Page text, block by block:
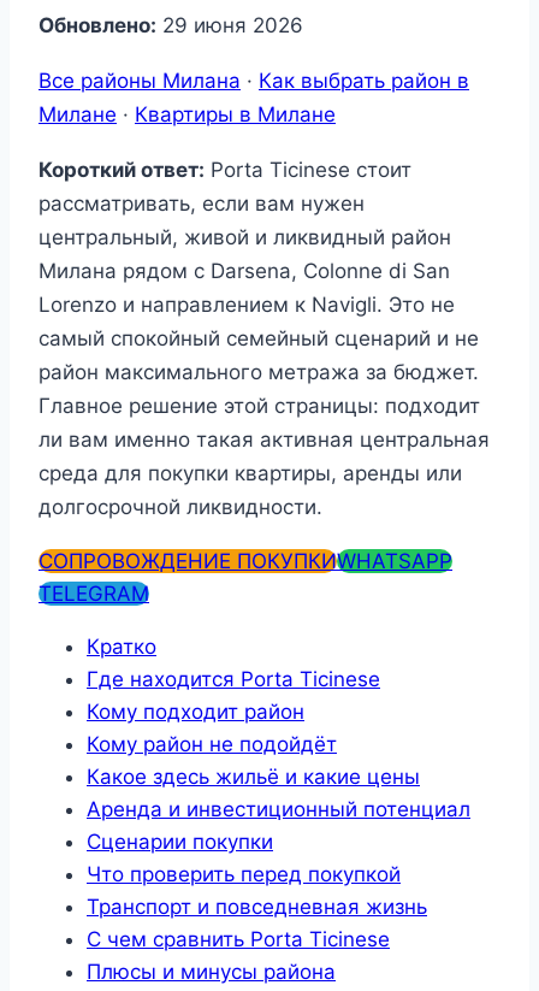
Обновлено: 29 июня 2026
Все районы Милана · Как выбрать район в
Милане · Квартиры в Милане
Короткий ответ: Porta Ticinese стоит
рассматривать, если вам нужен
центральный, живой и ликвидный район
Милана рядом с Darsena, Colonne di San
Lorenzo и направлением к Navigli. Это не
самый спокойный семейный сценарий и не
район максимального метража за бюджет.
Главное решение этой страницы: подходит
ли вам именно такая активная центральная
среда для покупки квартиры, аренды или
долгосрочной ликвидности.
СОПРОВОЖДЕНИЕ ПОКУПКИWHATSAPP
TELEGRAM
Кратко
Где находится Porta Ticinese
Кому подходит район
Кому район не подойдёт
Какое здесь жильё и какие цены
Аренда и инвестиционный потенциал
Сценарии покупки
Что проверить перед покупкой
Транспорт и повседневная жизнь
С чем сравнить Porta Ticinese
Плюсы и минусы района